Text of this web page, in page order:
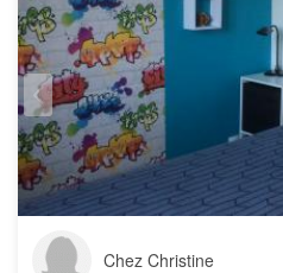
Chez Christine